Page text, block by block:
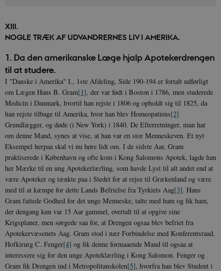
XIII.
NOGLE TRÆK AF UDVANDRERNES LIV I AMERIKA.
1. Da den amerikanske Læge hjalp Apotekerdrengen
til at studere.
I "Danske i Amerika" I., 1ste Afdeling, Side 190-194 er fortalt udførligt
om Lægen Hans B. Gram[1], der var født i Boston i 1786, men studerede
Medicin i Danmark, hvortil han rejste i 1806 og opholdt sig til 1825, da
han rejste tilbage til Amerika, hvor han blev Homeopatiens[2]
Grundlægger, og døde (i New York) i 1840. De Efterretninger, man har
om denne Mand, synes at vise, at han var en stor Menneskeven. Et nyt
Eksempel herpaa skal vi nu høre lidt om. I de sidste Aar, Gram
praktiserede i København og ofte kom i Kong Salomons Apotek, lagde han
her Mærke til en ung Apotekerlærling, som havde Lyst til alt andet end at
være Apoteker og tænkte paa i Stedet for at rejse til Grækenland og være
med til at kæmpe for dette Lands Befrielse fra Tyrkiets Aag[3]. Hans
Gram fattede Godhed for det unge Menneske, talte med ham og fik ham,
der dengang kun var 15 Aar gammel, overtalt til at opgive sine
Krigsplaner, men sørgede saa for, at Drengen ogsaa blev befriet fra
Apotekervæsenets Aag. Gram stod i nær Forbindelse med Konferentsraad,
Hofkirurg C. Fenger[4] og fik denne formaaende Mand til ogsaa at
interessere sig for den unge Apoteklærling i Kong Salomon. Fenger og
Gram fik Drengen ind i Metropolitanskolen[5], hvorfra han blev Student i